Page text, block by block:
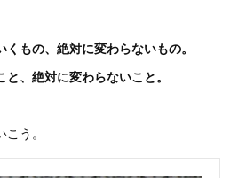
もの、絶対に変わらないもの。
、絶対に変わらないこと。
う。